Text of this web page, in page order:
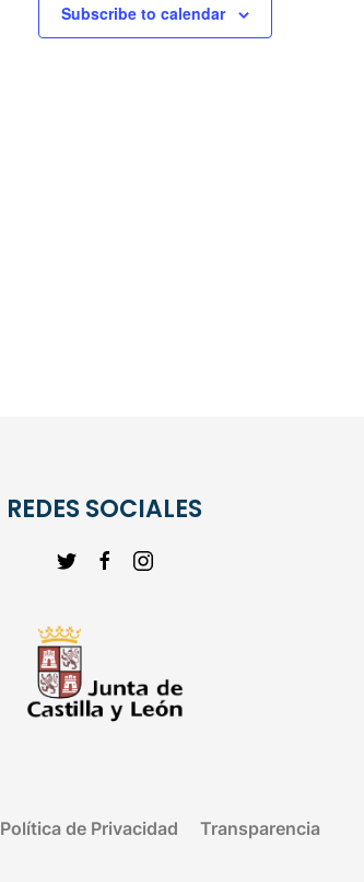
Subscribe to calendar
REDES SOCIALES
Política de Privacidad Transparencia